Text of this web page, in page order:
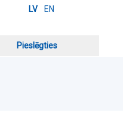
LV EN
Pieslēgties